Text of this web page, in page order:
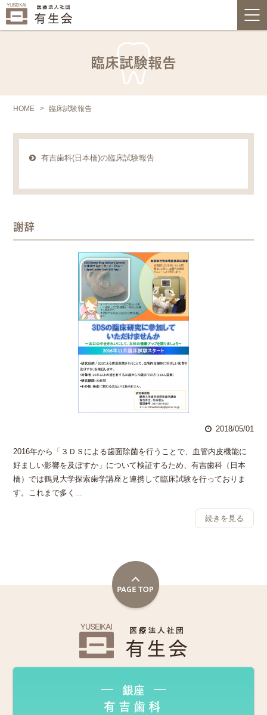
臨床試験報告
HOME 臨床試験報告
有吉歯科(日本橋)の臨床試験報告
謝辞
2018/05/01
2016年から「３ＤＳによる歯面除菌を行うことで、血管内皮機能に
好ましい影響を及ぼすか」について検証するため、有吉歯科（日本
橋）では鶴見大学探索歯学講座と連携して臨床試験を行っておりま
す。これまで多く...
続きを見る
銀座
有吉歯科